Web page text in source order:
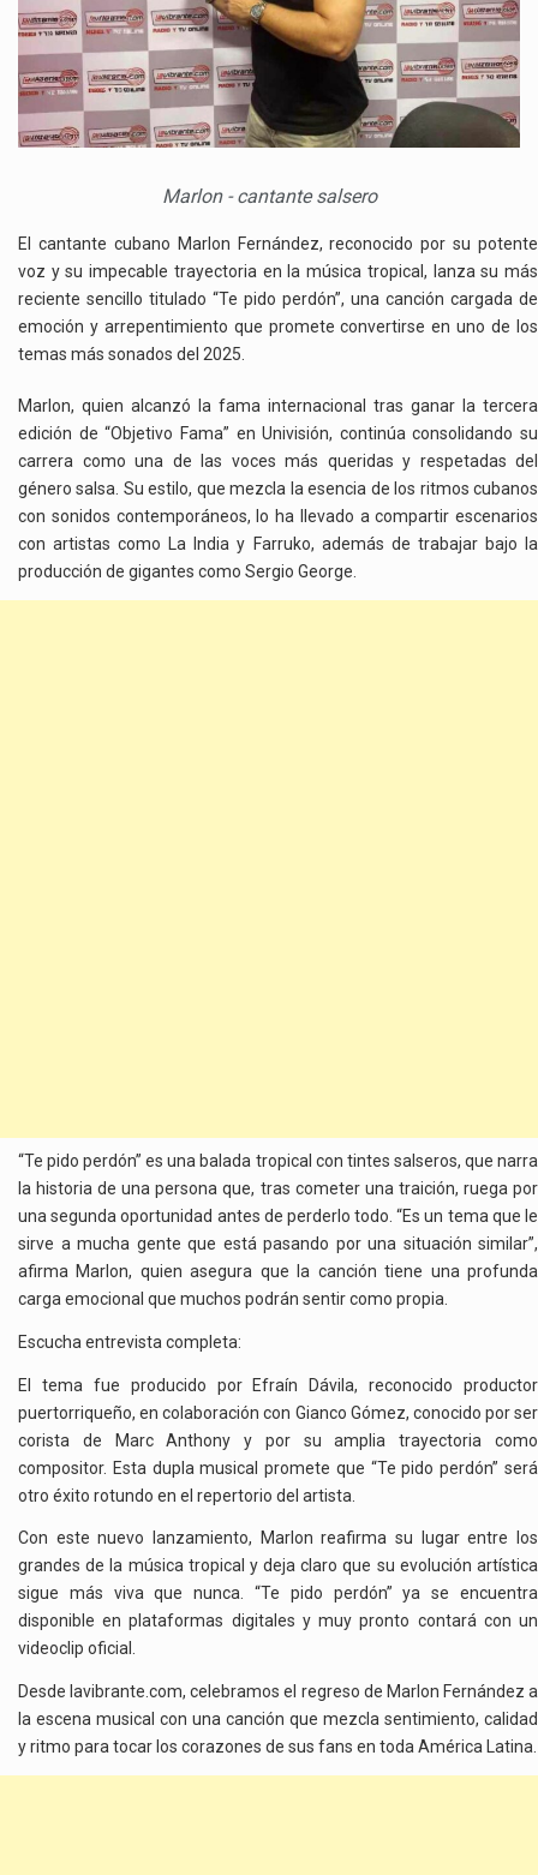
SENCILLO
“TE
Marlon - cantante salsero
El cantante cubano Marlon Fernández, reconocido por su potente
voz y su impecable trayectoria en la música tropical, lanza su más
reciente sencillo titulado “Te pido perdón”, una canción cargada de
emoción y arrepentimiento que promete convertirse en uno de los
temas más sonados del 2025.
Marlon, quien alcanzó la fama internacional tras ganar la tercera
edición de “Objetivo Fama” en Univisión, continúa consolidando su
carrera como una de las voces más queridas y respetadas del
género salsa. Su estilo, que mezcla la esencia de los ritmos cubanos
con sonidos contemporáneos, lo ha llevado a compartir escenarios
con artistas como La India y Farruko, además de trabajar bajo la
producción de gigantes como Sergio George.
“Te pido perdón” es una balada tropical con tintes salseros, que narra
la historia de una persona que, tras cometer una traición, ruega por
una segunda oportunidad antes de perderlo todo. “Es un tema que le
sirve a mucha gente que está pasando por una situación similar”,
afirma Marlon, quien asegura que la canción tiene una profunda
carga emocional que muchos podrán sentir como propia.
Escucha entrevista completa:
El tema fue producido por Efraín Dávila, reconocido productor
puertorriqueño, en colaboración con Gianco Gómez, conocido por ser
corista de Marc Anthony y por su amplia trayectoria como
compositor. Esta dupla musical promete que “Te pido perdón” será
otro éxito rotundo en el repertorio del artista.
Con este nuevo lanzamiento, Marlon reafirma su lugar entre los
grandes de la música tropical y deja claro que su evolución artística
sigue más viva que nunca. “Te pido perdón” ya se encuentra
disponible en plataformas digitales y muy pronto contará con un
videoclip oficial.
Desde lavibrante.com, celebramos el regreso de Marlon Fernández a
la escena musical con una canción que mezcla sentimiento, calidad
y ritmo para tocar los corazones de sus fans en toda América Latina.